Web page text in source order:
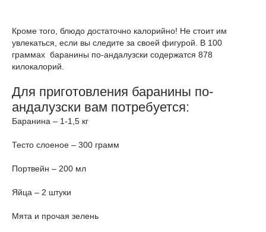
Кроме того, блюдо достаточно калорийно! Не стоит им
увлекаться, если вы следите за своей фигурой. В 100
граммах баранины по-андалузски содержатся 878
килокалорий.
Для приготовления баранины по-
андалузски вам потребуется:
Баранина – 1-1,5 кг
Тесто слоеное – 300 грамм
Портвейн – 200 мл
Яйца – 2 штуки
Мята и прочая зелень